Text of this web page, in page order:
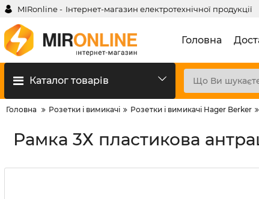
MIRonline - Інтернет-магазин електротехнічної продукції
Головна
Каталог товарів
Головна Розетки і вимикачі Розетки і вимикачі Hager Berker
Рамка 3Х пластикова